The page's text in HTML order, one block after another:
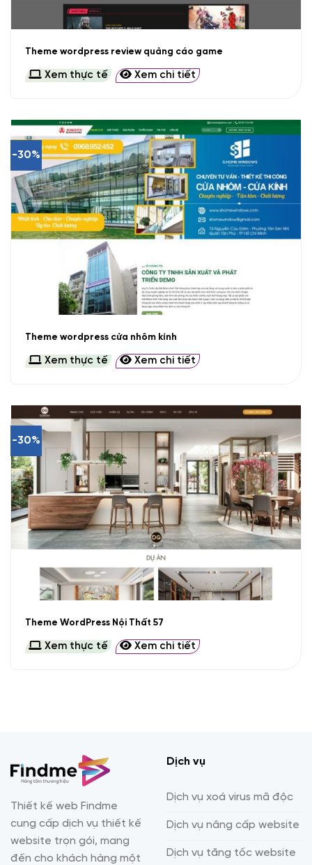
Theme wordpress review quảng cáo game
Xem thực tế Xem chi tiết
-30%
Theme wordpress cửa nhôm kính
Xem thực tế Xem chi tiết
-30%
Theme WordPress Nội Thất 57
Xem thực tế Xem chi tiết
Thiết kế web Findme
cung cấp dịch vụ thiết kế
website trọn gói, mang
đến cho khách hàng một
Dịch vụ
Dịch vụ xoá virus mã độc
Dịch vụ nâng cấp website
Dịch vụ tăng tốc website